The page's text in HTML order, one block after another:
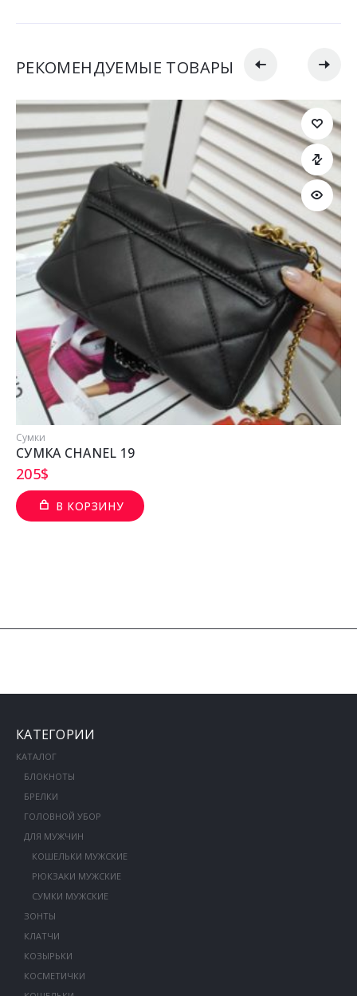
РЕКОМЕНДУЕМЫЕ ТОВАРЫ
Сумки
СУМКА CHANEL 19
205$
В КОРЗИНУ
КАТЕГОРИИ
КАТАЛОГ
БЛОКНОТЫ
БРЕЛКИ
ГОЛОВНОЙ УБОР
ДЛЯ МУЖЧИН
КОШЕЛЬКИ МУЖСКИЕ
РЮКЗАКИ МУЖСКИЕ
СУМКИ МУЖСКИЕ
ЗОНТЫ
КЛАТЧИ
КОЗЫРЬКИ
КОСМЕТИЧКИ